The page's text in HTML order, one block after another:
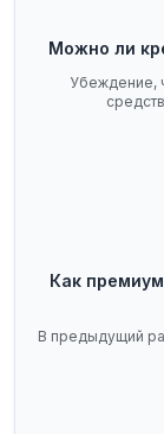
Можно ли
Убеждение,
Как
В предыдущий